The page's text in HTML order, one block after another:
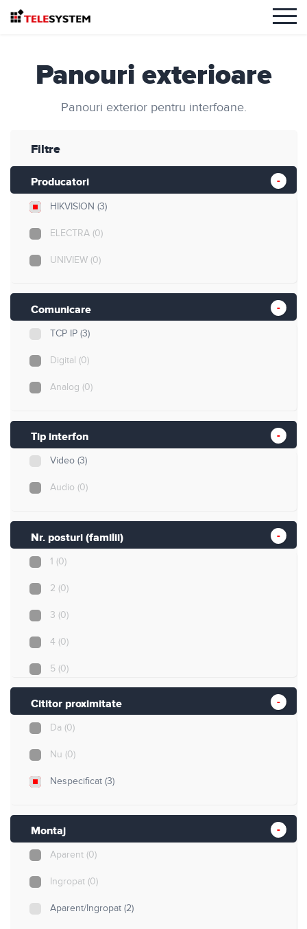
Panouri exterioare
Panouri exterior pentru interfoane.
Filtre
Producatori
HIKVISION (3)
ELECTRA (0)
UNIVIEW (0)
Comunicare
TCP IP (3)
Digital (0)
Analog (0)
Tip interfon
Video (3)
Audio (0)
Nr. posturi (familii)
1 (0)
2 (0)
3 (0)
4 (0)
5 (0)
12 (0)
40 (0)
255
min. 1000
Cititor proximitate
Da (0)
Nu (0)
Nespecificat (3)
Montaj
Aparent (0)
Ingropat (0)
Aparent/Ingropat (2)